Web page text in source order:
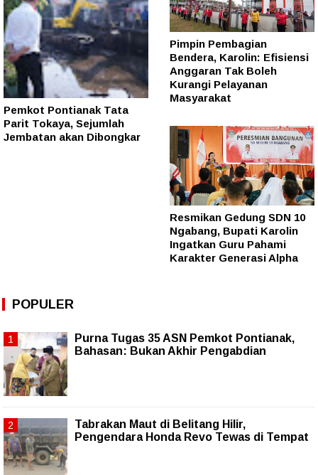
Pemkot Pontianak Tata
Parit Tokaya, Sejumlah
Jembatan akan Dibongkar
Pimpin Pembagian
Bendera, Karolin: Efisiensi
Anggaran Tak Boleh
Kurangi Pelayanan
Masyarakat
Resmikan Gedung SDN 10
Ngabang, Bupati Karolin
Ingatkan Guru Pahami
Karakter Generasi Alpha
POPULER
Purna Tugas 35 ASN Pemkot Pontianak,
Bahasan: Bukan Akhir Pengabdian
Tabrakan Maut di Belitang Hilir,
Pengendara Honda Revo Tewas di Tempat